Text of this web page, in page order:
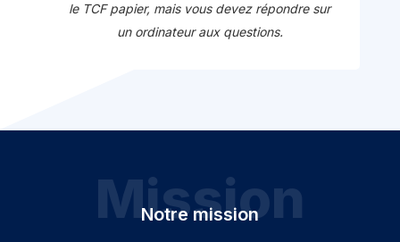
le TCF papier, mais vous devez répondre sur
un ordinateur aux questions.
Notre mission
Mission